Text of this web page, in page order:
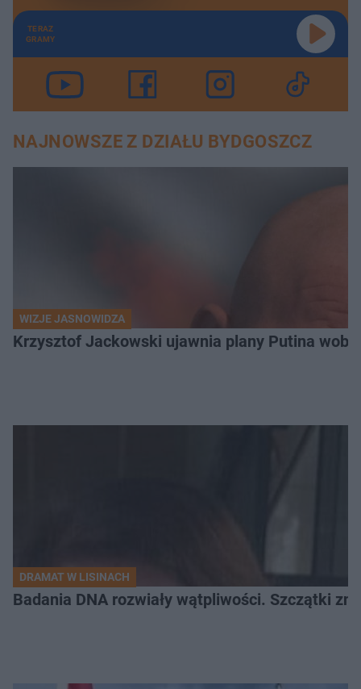
TERAZ
GRAMY
NAJNOWSZE Z DZIAŁU BYDGOSZCZ
WIZJE JASNOWIDZA
Krzysztof Jackowski ujawnia plany Putina
DRAMAT W LISINACH
Badania DNA rozwiały wątpliwości. Szczątki